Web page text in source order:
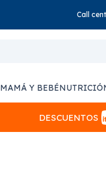
Call
MAMÁ Y BEBÉ
DESCUENTOS